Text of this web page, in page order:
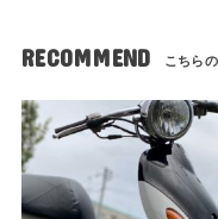
RECOMMEND